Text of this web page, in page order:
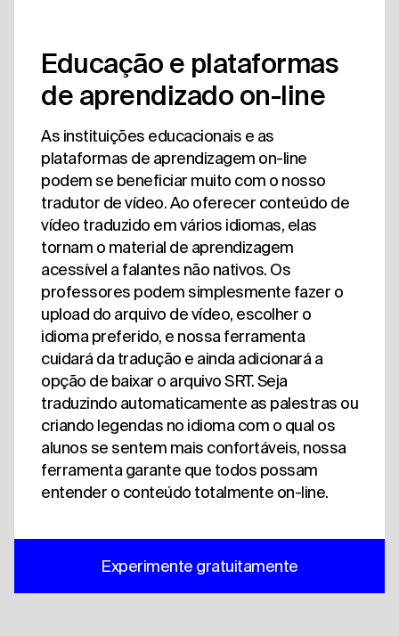
Educação e plataformas
de aprendizado on-line
As instituições educacionais e as
plataformas de aprendizagem on-line
podem se beneficiar muito com o nosso
tradutor de vídeo. Ao oferecer conteúdo de
vídeo traduzido em vários idiomas, elas
tornam o material de aprendizagem
acessível a falantes não nativos. Os
professores podem simplesmente fazer o
upload do arquivo de vídeo, escolher o
idioma preferido, e nossa ferramenta
cuidará da tradução e ainda adicionará a
opção de baixar o arquivo SRT. Seja
traduzindo automaticamente as palestras ou
criando legendas no idioma com o qual os
alunos se sentem mais confortáveis, nossa
ferramenta garante que todos possam
entender o conteúdo totalmente on-line.
Experimente gratuitamente